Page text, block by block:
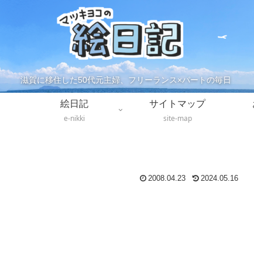
滋賀に移住した50代元主婦、フリーランス×パートの毎日
絵日記
e-nikki
サイトマップ
site-map
2008.04.23 2024.05.16